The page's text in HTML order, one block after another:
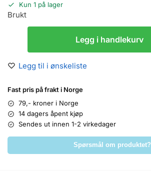
Kun 1 på lager
Brukt
Legg i handlekurv
Legg til i ønskeliste
Fast pris på frakt i Norge
79,- kroner i Norge
14 dagers åpent kjøp
Sendes ut innen 1-2 virkedager
Spørsmål om produktet?